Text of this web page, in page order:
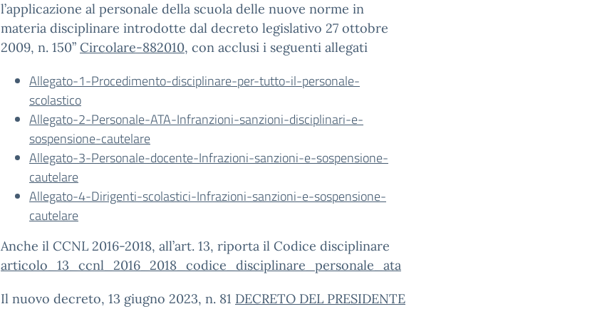
l’applicazione al personale della scuola delle nuove norme in
materia disciplinare introdotte dal decreto legislativo 27 ottobre
2009, n. 150” Circolare-882010, con acclusi i seguenti allegati
Allegato-1-Procedimento-disciplinare-per-tutto-il-personale-
scolastico
Allegato-2-Personale-ATA-Infranzioni-sanzioni-disciplinari-e-
sospensione-cautelare
Allegato-3-Personale-docente-Infrazioni-sanzioni-e-sospensione-
cautelare
Allegato-4-Dirigenti-scolastici-Infrazioni-sanzioni-e-sospensione-
cautelare
Anche il CCNL 2016-2018, all’art. 13, riporta il Codice disciplinare
articolo_13_ccnl_2016_2018_codice_disciplinare_personale_ata
Il nuovo decreto, 13 giugno 2023, n. 81 DECRETO DEL PRESIDENTE